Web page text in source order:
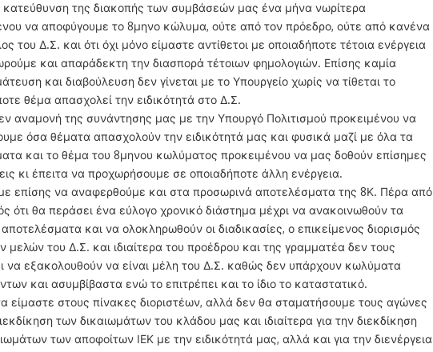
κατεύθυνση της διακοπής των συμβάσεών μας ένα μήνα νωρίτερα
να αποφύγουμε το 8μηνο κώλυμα, ούτε από τον πρόεδρο, ούτε από κανένα
του Δ.Σ. και ότι όχι μόνο είμαστε αντίθετοι με οποιαδήποτε τέτοια ενέργεια
και απαράδεκτη την διασπορά τέτοιων φημολογιών. Επίσης καμία
και διαβούλευση δεν γίνεται με το Υπουργείο χωρίς να τίθεται το
θέμα απασχολεί την ειδικότητά στο Δ.Σ.
αναμονή της συνάντησης μας με την Υπουργό Πολιτισμού προκειμένου να
όσα θέματα απασχολούν την ειδικότητά μας και φυσικά μαζί με όλα τα
και το θέμα του 8μηνου κωλύματος προκειμένου να μας δοθούν επίσημες
κι έπειτα να προχωρήσουμε σε οποιαδήποτε άλλη ενέργεια.
επίσης να αναφερθούμε και στα προσωρινά αποτελέσματα της 8Κ. Πέρα από
ότι θα περάσει ένα εύλογο χρονικό διάστημα μέχρι να ανακοινωθούν τα
αποτελέσματα και να ολοκληρωθούν οι διαδικασίες, ο επικείμενος διορισμός
μελών του Δ.Σ. και ιδιαίτερα του προέδρου και της γραμματέα δεν τους
να εξακολουθούν να είναι μέλη του Δ.Σ. καθώς δεν υπάρχουν κωλύματα
και ασυμβίβαστα ενώ το επιτρέπει και το ίδιο το καταστατικό.
είμαστε στους πίνακες διοριστέων, αλλά δεν θα σταματήσουμε τους αγώνες
των δικαιωμάτων του κλάδου μας και ιδιαίτερα για την διεκδίκηση
των αποφοίτων ΙΕΚ με την ειδικότητά μας, αλλά και για την διενέργεια